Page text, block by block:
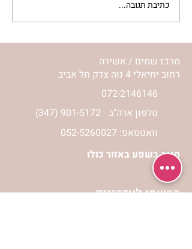
מתגעגעות לבית המפגש,
השיעור לתשעה באב | הר'
ימימה מזרחי
כתיבת תגובה...
מרכז שמים / אשירה
רחוב יחיאלי 4 נוה צדק תל אביב
072-2146146
(347) 901-5172 טלפון ארה"ב
וואטסאפ: 052-5260027
חניה בשפע באזור כולו
הרשמי לעדכונים